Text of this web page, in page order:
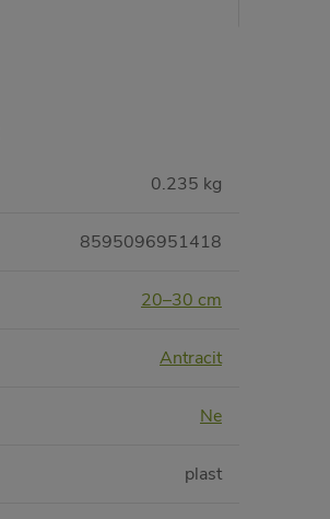
0.235 kg
8595096951418
20–30 cm
Antracit
Ne
plast